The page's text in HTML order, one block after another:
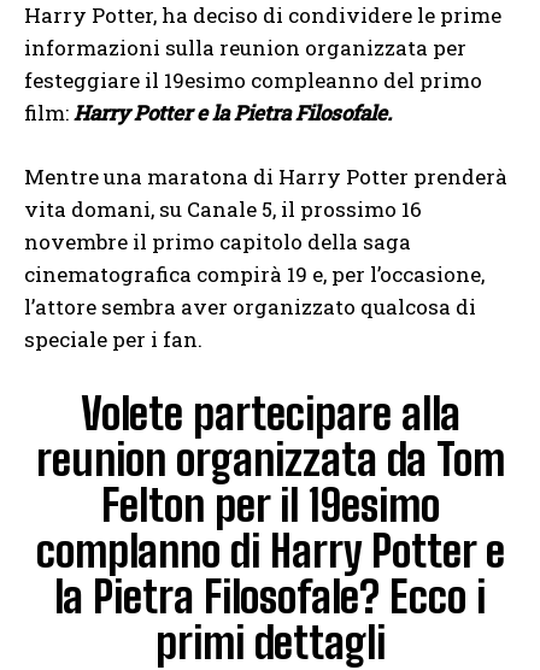
Harry Potter, ha deciso di condividere le prime
informazioni sulla reunion organizzata per
festeggiare il 19esimo compleanno del primo
film:Harry Potter e la Pietra Filosofale.
Mentre una maratona di Harry Potter prenderà
vita domani, su Canale 5, il prossimo 16
novembre il primo capitolo della saga
cinematografica compirà 19 e, per l’occasione,
l’attore sembra aver organizzato qualcosa di
speciale per i fan.
Volete partecipare alla
reunion organizzata da Tom
Felton per il 19esimo
complanno di Harry Potter e
la Pietra Filosofale? Ecco i
primi dettagli